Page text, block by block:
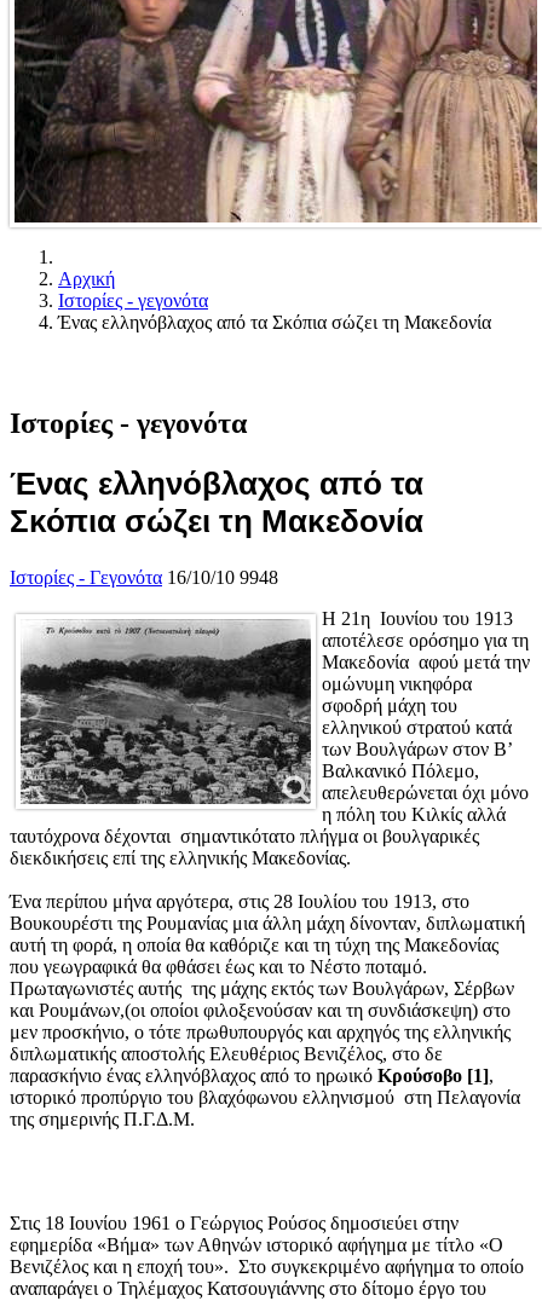
Αρχική
Ιστορίες - γεγονότα
Ένας ελληνόβλαχος από τα Σκόπια σώζει τη Μακεδονία
Ιστορίες - γεγονότα
Ένας ελληνόβλαχος από τα
Σκόπια σώζει τη Μακεδονία
Ιστορίες - Γεγονότα 16/10/10 9948
Η 21η Ιουνίου του 1913
αποτέλεσε ορόσημο για τη
Μακεδονία αφού μετά την
ομώνυμη νικηφόρα
σφοδρή μάχη του
ελληνικού στρατού κατά
των Βουλγάρων στον Β’
Βαλκανικό Πόλεμο,
απελευθερώνεται όχι μόνο
η πόλη του Κιλκίς αλλά
ταυτόχρονα δέχονται σημαντικότατο πλήγμα οι βουλγαρικές
διεκδικήσεις επί της ελληνικής Μακεδονίας.
Ένα περίπου μήνα αργότερα, στις 28 Ιουλίου του 1913, στο
Βουκουρέστι της Ρουμανίας μια άλλη μάχη δίνονταν, διπλωματική
αυτή τη φορά, η οποία θα καθόριζε και τη τύχη της Μακεδονίας
που γεωγραφικά θα φθάσει έως και το Νέστο ποταμό.
Πρωταγωνιστές αυτής της μάχης εκτός των Βουλγάρων, Σέρβων
και Ρουμάνων,(οι οποίοι φιλοξενούσαν και τη συνδιάσκεψη) στο
μεν προσκήνιο, ο τότε πρωθυπουργός και αρχηγός της ελληνικής
διπλωματικής αποστολής Ελευθέριος Βενιζέλος, στο δε
παρασκήνιο ένας ελληνόβλαχος από το ηρωικό Κρούσοβο [1],
ιστορικό προπύργιο του βλαχόφωνου ελληνισμού στη Πελαγονία
της σημερινής Π.Γ.Δ.Μ.
Στις 18 Ιουνίου 1961 ο Γεώργιος Ρούσος δημοσιεύει στην
εφημερίδα «Βήμα» των Αθηνών ιστορικό αφήγημα με τίτλο «Ο
Βενιζέλος και η εποχή του». Στο συγκεκριμένο αφήγημα το οποίο
αναπαράγει ο Τηλέμαχος Κατσουγιάννης στο δίτομο έργο του